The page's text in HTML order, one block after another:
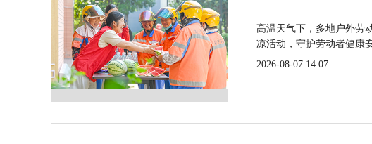
高温天气下，多地户外劳
凉活动，守护劳动者健康
2026-08-07 14:07